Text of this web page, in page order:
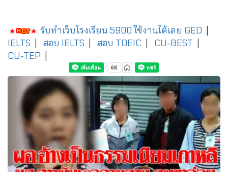
รับทำเว็บโรงเรียน 5900 ใช้งานได้เลย GED
IELTS
สอบ IELTS สอบ TOEIC CU-BEST
CU-TEP